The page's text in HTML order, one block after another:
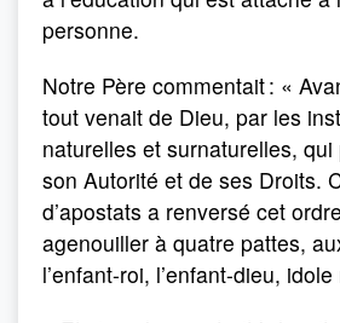
personne.
Notre Père commentait : «
tout venait de Dieu, par les
naturelles et surnaturelles,
son Autorité et de ses Droits.
d’apostats a renversé cet
agenouiller à quatre pattes,
l’enfant-roi, l’enfant-dieu,